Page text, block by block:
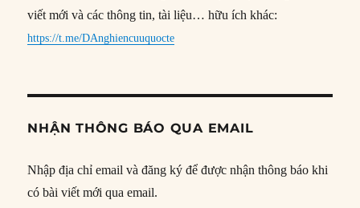
viết mới và các thông tin, tài liệu… hữu ích khác:
https://t.me/DAnghiencuuquocte
NHẬN THÔNG BÁO QUA EMAIL
Nhập địa chỉ email và đăng ký để được nhận thông báo khi
có bài viết mới qua email.